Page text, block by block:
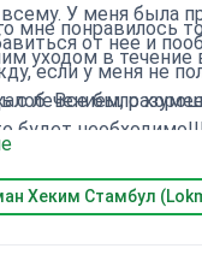
У меня была
от нее и
если у меня не
с лечением,
будет
поддержку и
мне понравилось
уходом в
Все было
Хеким Стамбул